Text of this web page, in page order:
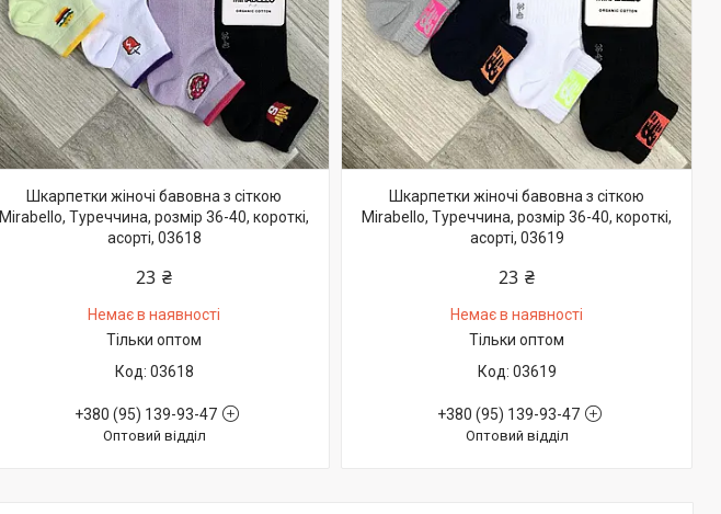
Шкарпетки жіночі бавовна з сіткою
Mirabello, Туреччина, розмір 36-40, короткі,
асорті, 03618
23 ₴
Немає в наявності
Тільки оптом
03618
+380 (95) 139-93-47
Оптовий відділ
Шкарпетки жіночі бавовна з сіткою
Mirabello, Туреччина, розмір 36-40, короткі,
асорті, 03619
23 ₴
Немає в наявності
Тільки оптом
03619
+380 (95) 139-93-47
Оптовий відділ